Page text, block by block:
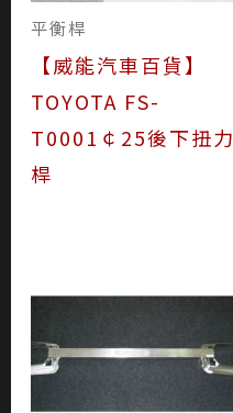
平衡桿
【威能汽車百貨】
TOYOTA FS-
T0001￠25後下扭力
桿